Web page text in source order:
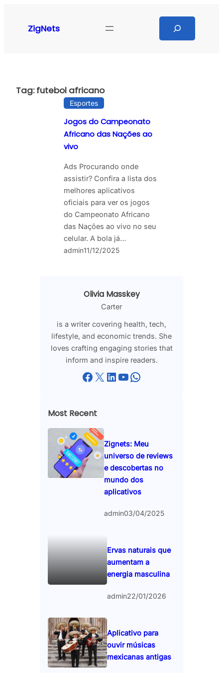
ZigNets
Tag:futebol africano
Esportes
Jogos do Campeonato
Africano das Nações ao
vivo
Ads Procurando onde
assistir? Confira a lista dos
melhores aplicativos
oficiais para ver os jogos
do Campeonato Africano
das Nações ao vivo no seu
celular. A bola já…
admin11/12/2025
Olivia Masskey
Carter
is a writer covering health, tech,
lifestyle, and economic trends. She
loves crafting engaging stories that
inform and inspire readers.
Facebook X LinkedIn YouTube WhatsApp
Most Recent
Zignets: Meu
universo de reviews
e descobertas no
mundo dos
aplicativos
admin03/04/2025
Ervas naturais que
aumentam a
energia masculina
admin22/01/2026
Aplicativo para
ouvir músicas
mexicanas antigas